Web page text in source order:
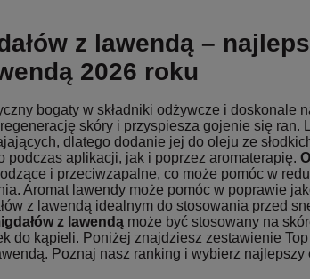
z lawendą –
2026 roku
bogaty w składniki odżywcze i doskonale
skóry i przyspiesza gojenie się ran.
dlatego dodanie jej do oleju ze
aplikacji, jak i poprzez aromaterapię.
i przeciwzapalne, co może pomóc w
Aromat lawendy może pomóc w poprawie
z lawendą idealnym do stosowania przed
z lawendąmoże być stosowany na
do kąpieli. Poniżej znajdziesz zestawienie Top
Poznaj nasz ranking i wybierz najlepszy